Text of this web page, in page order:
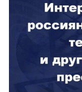
защищенности
2026 учебный
План
национализма,
дружбы, по
«Приисковая